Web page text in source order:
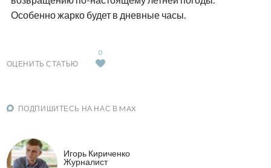
Особенно жарко будет в дневные часы.
ОЦЕНИТЬ СТАТЬЮ
0
ПОДПИШИТЕСЬ НА НАС В MAX
Игорь Кириченко
Журналист